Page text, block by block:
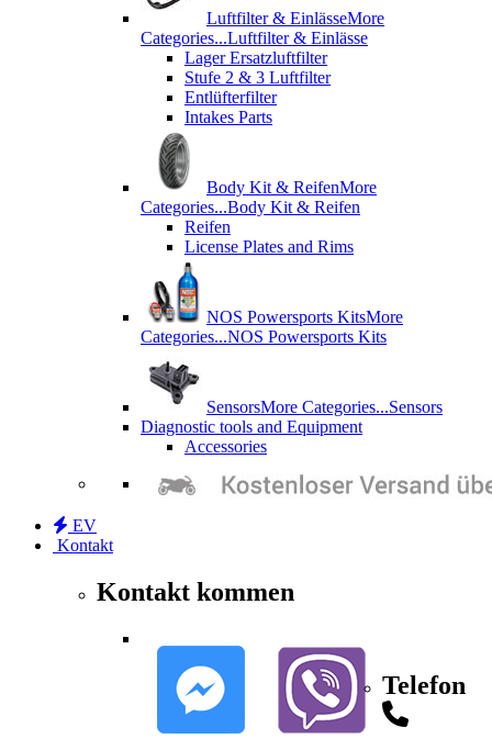
Luftfilter & EinlässeMore
Categories...Luftfilter & Einlässe
Lager Ersatzluftfilter
Stufe 2 & 3 Luftfilter
Entlüfterfilter
Intakes Parts
Body Kit & ReifenMore
Categories...Body Kit & Reifen
Reifen
License Plates and Rims
NOS Powersports KitsMore
Categories...NOS Powersports Kits
SensorsMore Categories...Sensors
Diagnostic tools and Equipment
Accessories
EV
Kontakt
Kontakt kommen
Telefon